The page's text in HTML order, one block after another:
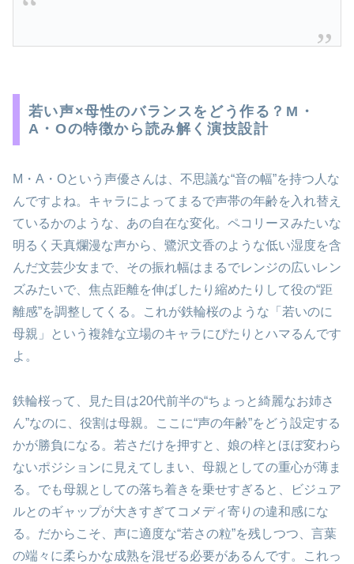
若い声×母性のバランスをどう作る？M・
A・Oの特徴から読み解く演技設計
M・A・Oという声優さんは、不思議な“音の幅”を持つ人な
んですよね。キャラによってまるで声帯の年齢を入れ替え
ているかのような、あの自在な変化。ペコリーヌみたいな
明るく天真爛漫な声から、鷺沢文香のような低い湿度を含
んだ文芸少女まで、その振れ幅はまるでレンジの広いレン
ズみたいで、焦点距離を伸ばしたり縮めたりして役の“距
離感”を調整してくる。これが鉄輪桜のような「若いのに
母親」という複雑な立場のキャラにぴたりとハマるんです
よ。
鉄輪桜って、見た目は20代前半の“ちょっと綺麗なお姉さ
ん”なのに、役割は母親。ここに“声の年齢”をどう設定する
かが勝負になる。若さだけを押すと、娘の梓とほぼ変わら
ないポジションに見えてしまい、母親としての重心が薄ま
る。でも母親としての落ち着きを乗せすぎると、ビジュア
ルとのギャップが大きすぎてコメディ寄りの違和感にな
る。だからこそ、声に適度な“若さの粒”を残しつつ、言葉
の端々に柔らかな成熟を混ぜる必要があるんです。これっ